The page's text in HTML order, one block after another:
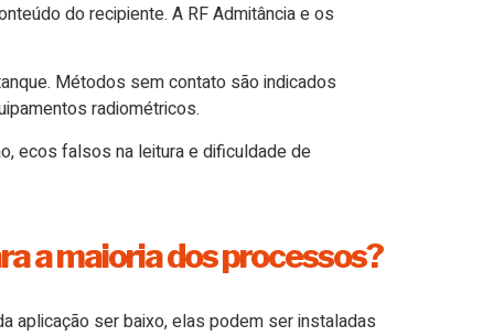
do recipiente. A RF Admitância e os
Métodos sem contato são indicados
radiométricos.
ecos falsos na leitura e dificuldade de
a maioria dos processos?
aplicação ser baixo, elas podem ser instaladas